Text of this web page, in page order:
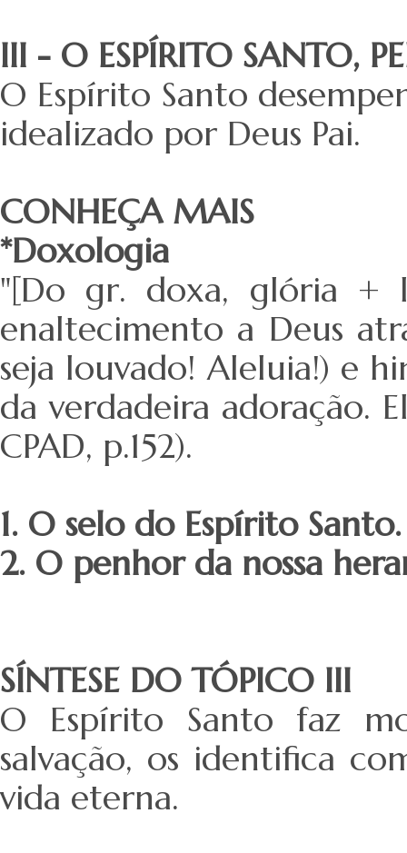
III - O ESPÍRITO SANTO,
O Espírito Santo
idealizado por Deus Pai.
CONHEÇA MAIS
*Doxologia
"[Do gr. doxa, glória +
enaltecimento a Deus
seja louvado! Aleluia!) e
da verdadeira adoração.
CPAD, p.152).
1. O selo do Espírito Santo.
2. O penhor da nossa
SÍNTESE DO TÓPICO III
O Espírito Santo faz
salvação, os identifica
vida eterna.